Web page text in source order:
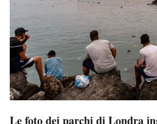
Le foto dei parchi di Londra